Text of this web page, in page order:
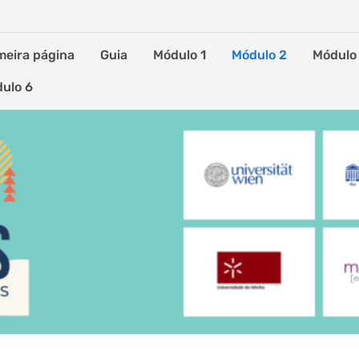
página Guia Módulo 1 Módulo 2
6